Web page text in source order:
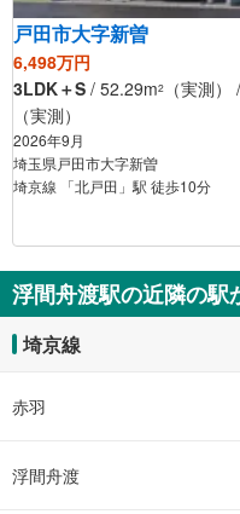
戸田市大字新曽
6,498万円
3LDK＋S / 52.29m2 （実測
（実測）
2026年9月
埼玉県戸田市大字新曽
埼京線 「北戸田」駅 徒歩10分
浮間舟渡駅の近隣の駅
埼京線
赤羽
浮間舟渡